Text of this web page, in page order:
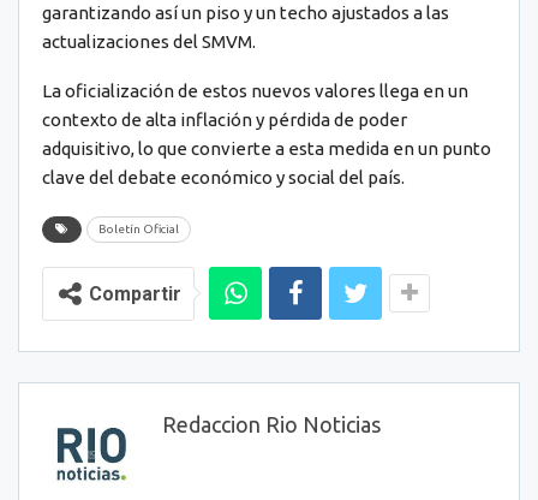
garantizando así un piso y un techo ajustados a las
actualizaciones del SMVM.
La oficialización de estos nuevos valores llega en un
contexto de alta inflación y pérdida de poder
adquisitivo, lo que convierte a esta medida en un punto
clave del debate económico y social del país.
Boletín Oficial
Compartir
Redaccion Rio Noticias